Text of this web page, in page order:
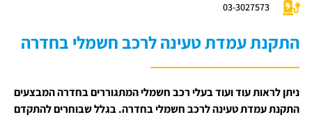
03-3027573
התקנת עמדת טעינה לרכב חשמלי בחדרה
ניתן לראות עוד ועוד בעלי רכב חשמלי המתגוררים בחדרה המבצעים
התקנת עמדת טעינה לרכב חשמלי בחדרה. בגלל שבוחרים להתקדם